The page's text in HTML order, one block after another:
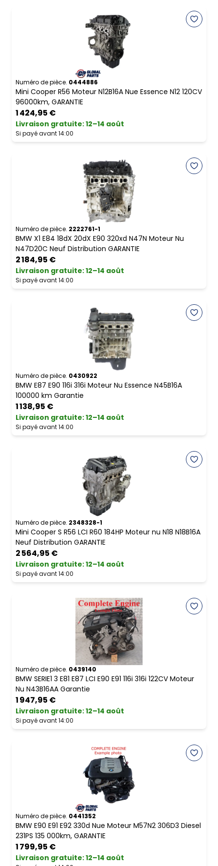
Numéro de pièce. 0444886
Mini Cooper R56 Moteur N12B16A Nue Essence N12 120CV
96000km, GARANTIE
1 424,95 €
Livraison gratuite:12–14 août
Si payé avant 14:00
Numéro de pièce. 2222761-1
BMW X1 E84 18dX 20dX E90 320xd N47N Moteur Nu
N47D20C Neuf Distribution GARANTIE
2 184,95 €
Livraison gratuite:12–14 août
Si payé avant 14:00
Numéro de pièce. 0430922
BMW E87 E90 116i 316i Moteur Nu Essence N45B16A
100000 km Garantie
1 138,95 €
Livraison gratuite:12–14 août
Si payé avant 14:00
Numéro de pièce. 2348328-1
Mini Cooper S R56 LCI R60 184HP Moteur nu N18 N18B16A
Neuf Distribution GARANTIE
2 564,95 €
Livraison gratuite:12–14 août
Si payé avant 14:00
Numéro de pièce. 0439140
BMW SERIE1 3 E81 E87 LCI E90 E91 116i 316i 122CV Moteur
Nu N43B16AA Garantie
1 947,95 €
Livraison gratuite:12–14 août
Si payé avant 14:00
Numéro de pièce. 0441352
BMW E90 E91 E92 330d Nue Moteur M57N2 306D3 Diesel
231PS 135 000km, GARANTIE
1 799,95 €
Livraison gratuite:12–14 août